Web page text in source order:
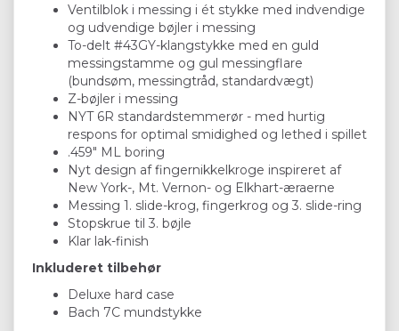
Ventilblok i messing i ét stykke med indvendige
og udvendige bøjler i messing
To-delt #43GY-klangstykke med en guld
messingstamme og gul messingflare
(bundsøm, messingtråd, standardvægt)
Z-bøjler i messing
NYT 6R standardstemmerør - med hurtig
respons for optimal smidighed og lethed i spillet
.459" ML boring
Nyt design af fingernikkelkroge inspireret af
New York-, Mt. Vernon- og Elkhart-æraerne
Messing 1. slide-krog, fingerkrog og 3. slide-ring
Stopskrue til 3. bøjle
Klar lak-finish
Inkluderet tilbehør
Deluxe hard case
Bach 7C mundstykke